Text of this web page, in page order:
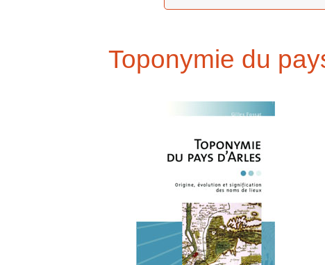
Toponymie du